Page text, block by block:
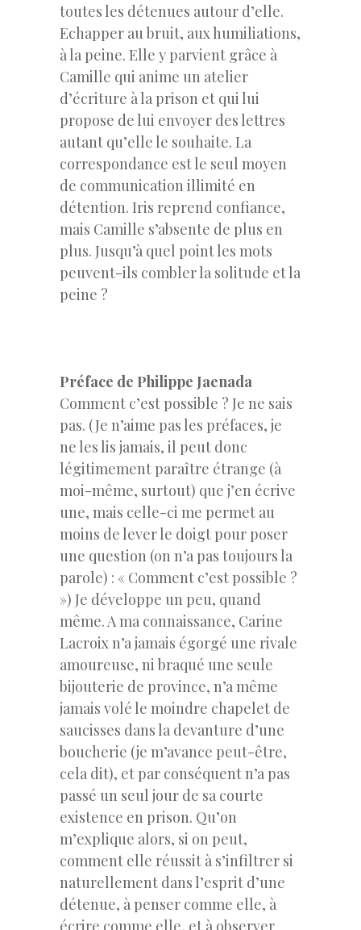
toutes les détenues autour d’elle.
Echapper au bruit, aux humiliations,
à la peine. Elle y parvient grâce à
Camille qui anime un atelier
d’écriture à la prison et qui lui
propose de lui envoyer des lettres
autant qu’elle le souhaite. La
correspondance est le seul moyen
de communication illimité en
détention. Iris reprend confiance,
mais Camille s’absente de plus en
plus. Jusqu’à quel point les mots
peuvent-ils combler la solitude et la
peine ?
Préface de Philippe Jaenada
Comment c’est possible ? Je ne sais
pas. (Je n’aime pas les préfaces, je
ne les lis jamais, il peut donc
légitimement paraître étrange (à
moi-même, surtout) que j’en écrive
une, mais celle-ci me permet au
moins de lever le doigt pour poser
une question (on n’a pas toujours la
parole) : « Comment c’est possible ?
») Je développe un peu, quand
même. A ma connaissance, Carine
Lacroix n’a jamais égorgé une rivale
amoureuse, ni braqué une seule
bijouterie de province, n’a même
jamais volé le moindre chapelet de
saucisses dans la devanture d’une
boucherie (je m’avance peut-être,
cela dit), et par conséquent n’a pas
passé un seul jour de sa courte
existence en prison. Qu’on
m’explique alors, si on peut,
comment elle réussit à s’infiltrer si
naturellement dans l’esprit d’une
détenue, à penser comme elle, à
écrire comme elle, et à observer